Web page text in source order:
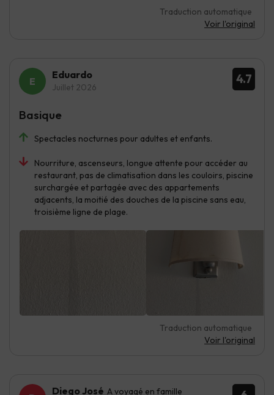
Traduction automatique
Voir l'original
4.7
Eduardo
Juillet 2026
Spectacles nocturnes pour adultes et enfants.
Nourriture, ascenseurs, longue attente pour accéder au
restaurant, pas de climatisation dans les couloirs, piscine
surchargée et partagée avec des appartements
adjacents, la moitié des douches de la piscine sans eau,
troisième ligne de plage.
Traduction automatique
Voir l'original
Basique
Diego José A voyagé en famille